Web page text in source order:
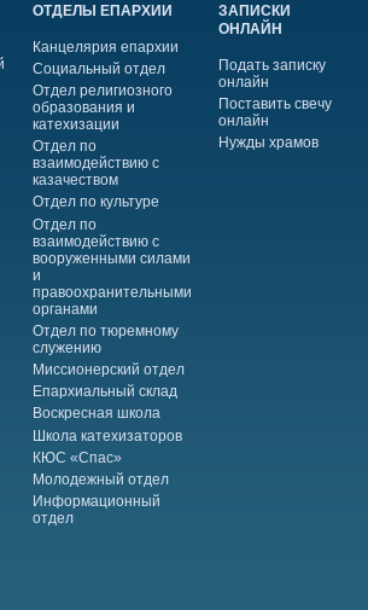
ОТДЕЛЫ ЕПАРХИИ
Канцелярия епархии
Социальный отдел
Отдел религиозного
образования и
катехизации
Отдел по
взаимодействию с
казачеством
Отдел по культуре
Отдел по
взаимодействию с
вооруженными силами
и
правоохранительными
органами
Отдел по тюремному
служению
Миссионерский отдел
Епархиальный склад
Воскресная школа
Школа катехизаторов
КЮС «Спас»
Молодежный отдел
Информационный
отдел
ЗАПИСКИ
ОНЛАЙН
Подать записку
онлайн
Поставить свечу
онлайн
Нужды храмов